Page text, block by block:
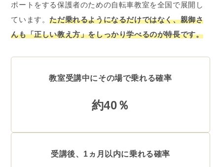
ポートをする保護者のための自転車教室を全国で展開し
ています。ただ乗れるようになるだけではなく、親御さ
んも「正しい教え方」をしっかり学べるのが特長です。
教室受講中にその場で乗れる確率
約40％
受講後、1ヵ月以内に乗れる確率